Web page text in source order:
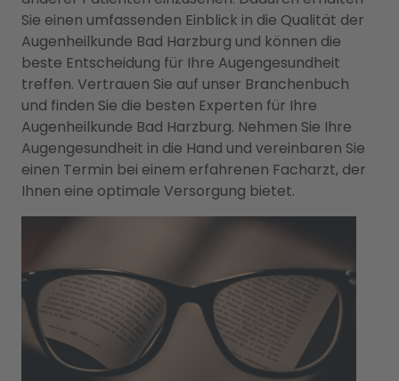
Sie einen umfassenden Einblick in die Qualität der
Augenheilkunde Bad Harzburg und können die
beste Entscheidung für Ihre Augengesundheit
treffen. Vertrauen Sie auf unser Branchenbuch
und finden Sie die besten Experten für Ihre
Augenheilkunde Bad Harzburg. Nehmen Sie Ihre
Augengesundheit in die Hand und vereinbaren Sie
einen Termin bei einem erfahrenen Facharzt, der
Ihnen eine optimale Versorgung bietet.